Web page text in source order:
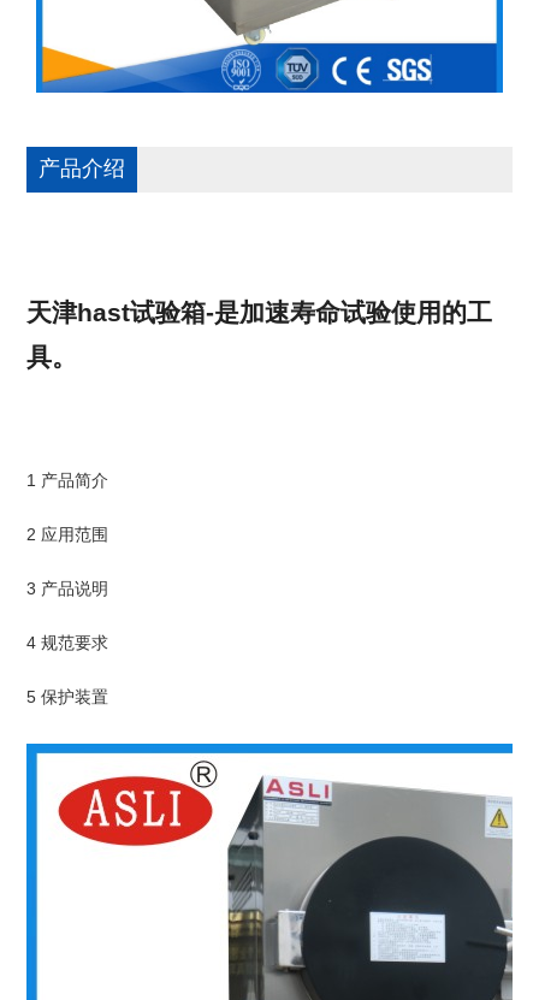
产品介绍
天津hast试验箱-是加速寿命试验使用的工
具。
1 产品简介
2 应用范围
3 产品说明
4 规范要求
5 保护装置